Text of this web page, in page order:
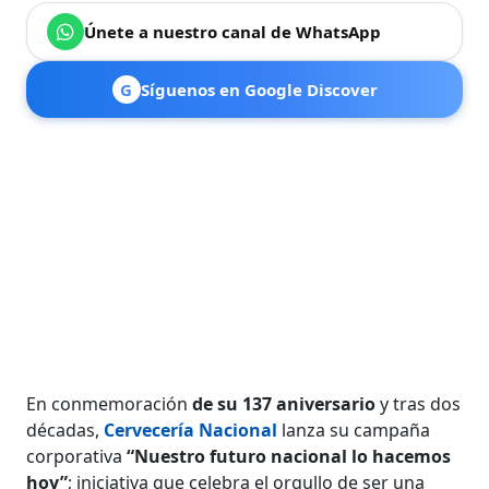
Únete a nuestro canal de WhatsApp
G Síguenos en Google Discover
En conmemoraciónde su 137 aniversarioy tras dos
décadas, Cervecería Nacional lanza su campaña
corporativa“Nuestro futuro nacional lo hacemos
hoy”; iniciativa que celebra el orgullo de ser una